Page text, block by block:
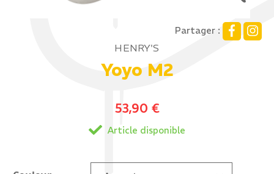
Partager :
HENRY'S
Yoyo M2
53,90 €
Article disponible